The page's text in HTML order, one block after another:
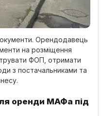
Орендодавець
на розміщення
ФОП, отримати
з постачальниками та
оренди МАФа під